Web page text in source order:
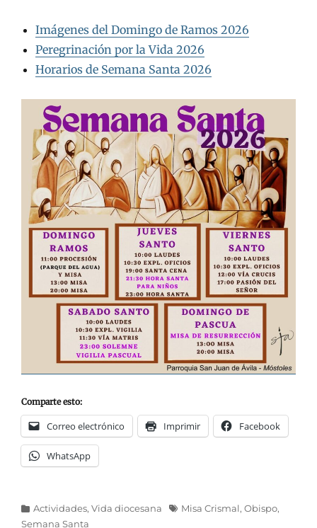
Imágenes del Domingo de Ramos 2026
Peregrinación por la Vida 2026
Horarios de Semana Santa 2026
Comparte esto:
Correo electrónico Imprimir Facebook
WhatsApp
Categorías
Actividades, Vida diocesana Etiquetas
Misa Crismal, Obispo,
Semana Santa